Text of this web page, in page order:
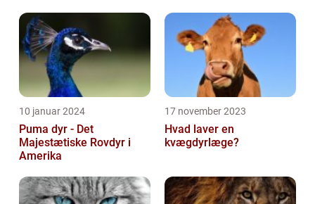
10 januar 2024
Puma dyr - Det
Majestætiske Rovdyr i
Amerika
17 november 2023
Hvad laver en
kvægdyrlæge?